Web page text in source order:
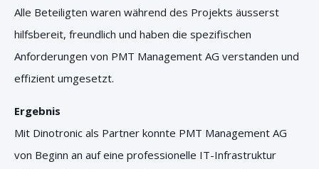
Alle Beteiligten waren während des Projekts äusserst
hilfsbereit, freundlich und haben die spezifischen
Anforderungen von PMT Management AG verstanden und
effizient umgesetzt.
Ergebnis
Mit Dinotronic als Partner konnte PMT Management AG
von Beginn an auf eine professionelle IT-Infrastruktur